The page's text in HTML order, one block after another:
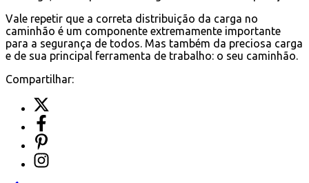
Vale repetir que a correta distribuição da carga no
caminhão é um componente extremamente importante
para a segurança de todos. Mas também da preciosa carga
e de sua principal ferramenta de trabalho: o seu caminhão.
Compartilhar: